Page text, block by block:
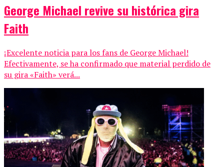
George Michael revive su histórica gira
Faith
¡Excelente noticia para los fans de George Michael!
Efectivamente, se ha confirmado que material perdido de
su gira «Faith» verá...